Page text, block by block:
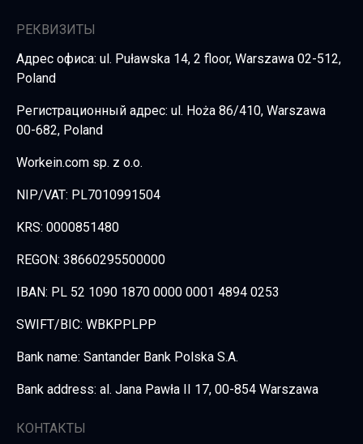
РЕКВИЗИТЫ
Адрес офиса: ul. Puławska 14, 2 floor, Warszawa 02-512,
Poland
Регистрационный адрес: ul. Hoża 86/410, Warszawa
00-682, Poland
Workein.com sp. z o.o.
NIP/VAT: PL7010991504
KRS: 0000851480
REGON: 38660295500000
IBAN: PL 52 1090 1870 0000 0001 4894 0253
SWIFT/BIC: WBKPPLPP
Bank name: Santander Bank Polska S.A.
Bank address: al. Jana Pawła II 17, 00-854 Warszawa
КОНТАКТЫ